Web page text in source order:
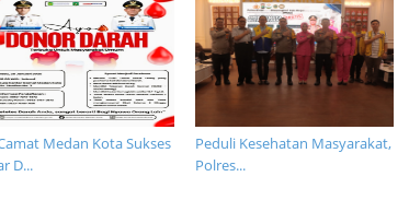
Peduli Kesehatan Masyarakat,
Polres...
Medan Kota Sukses
D...